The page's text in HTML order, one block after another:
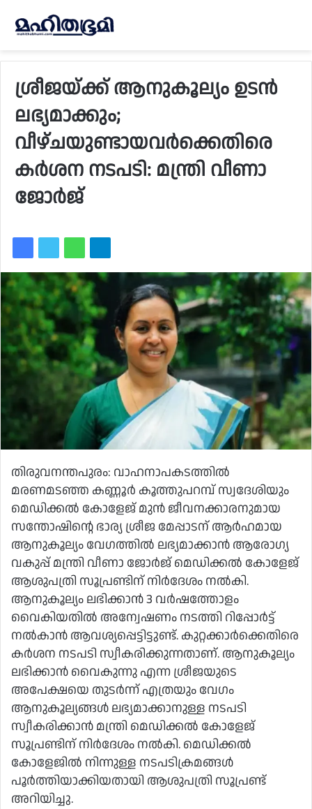
ശ്രീജയ്ക്ക് ആനുകൂല്യം ഉടന്‍
ലഭ്യമാക്കും;
വീഴ്ചയുണ്ടായവര്‍ക്കെതിരെ
കര്‍ശന നടപടി: മന്ത്രി വീണാ
ജോര്‍ജ്
തിരുവനന്തപുരം: വാഹനാപകടത്തില്‍
മരണമടഞ്ഞ കണ്ണൂര്‍ കൂത്തുപറമ്പ് സ്വദേശിയും
മെഡിക്കല്‍ കോളേജ് മുന്‍ ജീവനക്കാരനുമായ
സന്തോഷിന്റെ ഭാര്യ ശ്രീജ മേപ്പാടന് ആര്‍ഹമായ
ആനുകൂല്യം വേഗത്തില്‍ ലഭ്യമാക്കാന്‍ ആരോഗ്യ
വകുപ്പ് മന്ത്രി വീണാ ജോര്‍ജ് മെഡിക്കല്‍ കോളേജ്
ആശുപത്രി സൂപ്രണ്ടിന് നിര്‍ദേശം നല്‍കി.
ആനുകൂല്യം ലഭിക്കാന്‍ 3 വര്‍ഷത്തോളം
വൈകിയതില്‍ അന്വേഷണം നടത്തി റിപ്പോര്‍ട്ട്
നല്‍കാന്‍ ആവശ്യപ്പെട്ടിട്ടുണ്ട്. കുറ്റക്കാര്‍ക്കെതിരെ
കര്‍ശന നടപടി സ്വീകരിക്കുന്നതാണ്. ആനുകൂല്യം
ലഭിക്കാന്‍ വൈകുന്നു എന്ന ശ്രീജയുടെ
അപേക്ഷയെ തുടര്‍ന്ന് എത്രയും വേഗം
ആനുകൂല്യങ്ങള്‍ ലഭ്യമാക്കാനുള്ള നടപടി
സ്വീകരിക്കാന്‍ മന്ത്രി മെഡിക്കല്‍ കോളേജ്
സൂപ്രണ്ടിന് നിര്‍ദേശം നല്‍കി. മെഡിക്കല്‍
കോളേജില്‍ നിന്നുള്ള നടപടിക്രമങ്ങള്‍
പൂര്‍ത്തിയാക്കിയതായി ആശുപത്രി സൂപ്രണ്ട്
അറിയിച്ചു.